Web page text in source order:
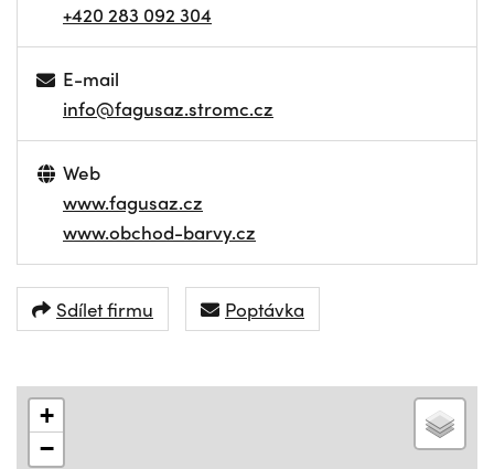
+420 283 092 304
E-mail
info@fagusaz.stromc.cz
Web
www.fagusaz.cz
www.obchod-barvy.cz
Sdílet firmu Poptávka
+
−